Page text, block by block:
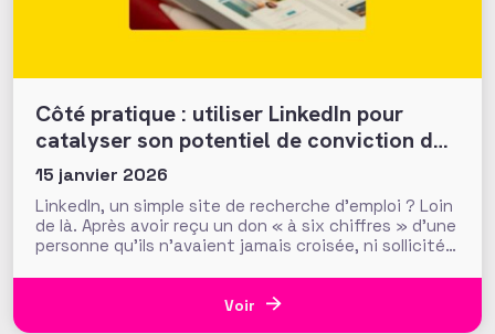
Côté pratique : utiliser LinkedIn pour
catalyser son potentiel de conviction des
donateurs
15 janvier 2026
LinkedIn, un simple site de recherche d’emploi ? Loin
de là. Après avoir reçu un don « à six chiffres » d’une
personne qu’ils n’avaient jamais croisée, ni sollicitée,
Foundation (USA) ont réalisé que ce sont les
recherches en ligne du donateur, et notamment
Voir